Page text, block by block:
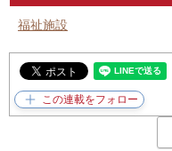
福祉施設